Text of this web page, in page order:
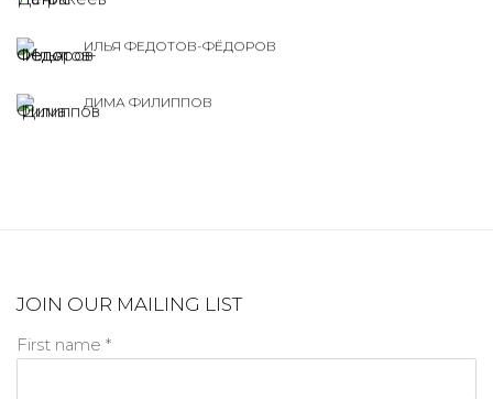
ИЛЬЯ ФЕДОТОВ-ФЁДОРОВ
ДИМА ФИЛИППОВ
JOIN OUR MAILING LIST
First name *